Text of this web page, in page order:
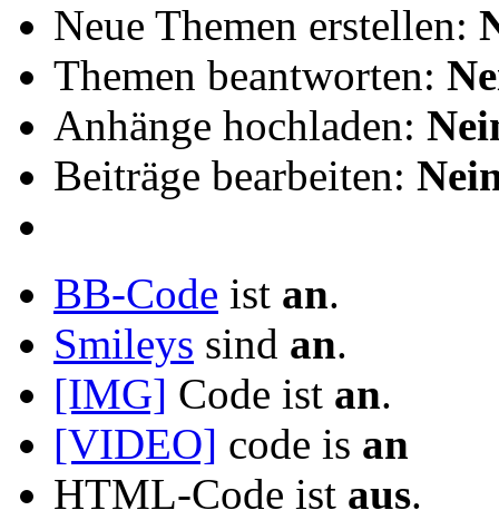
Neue Themen erstellen:
Themen beantworten:
Anhänge hochladen:
Beiträge bearbeiten:
BB-Code ist an.
Smileys sind an.
[IMG] Code ist an.
[VIDEO] code is an
HTML-Code ist aus.